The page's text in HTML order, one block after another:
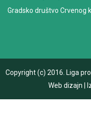
Gradsko društvo Crvenog
Copyright (c) 2016. Liga
Web dizajn